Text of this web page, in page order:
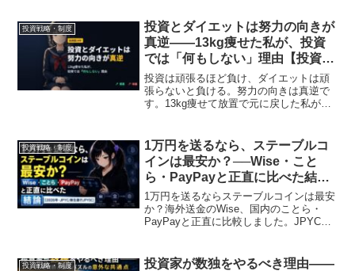
い」という感覚は、間違っていません。
むしろ正しいのです。...
投資戦略・制度
投資とダイエットは努力の向きが
真逆——13kg痩せた私が、投資
では「何もしない」理由【投資歴
18年】
投資は頑張るほど負け、ダイエットは頑
張らないと負ける。努力の向きは真逆で
す。13kg痩せて放置で元に戻した私が、
で解説。自動積立と習慣化の具体策まで
整理しました。
投資戦略・制度
1万円を送るなら、ステーブルコ
インは最安か？──Wise・こと
ら・PayPayと正直に比べた結論
【2026年・JPYC/新生銀行
JPYSC】
1万円を送るならステーブルコインは最安
か？海外送金のWise、国内のことら・
PayPayと正直に比較しました。JPYCや
煽らず整理します。
投資戦略・制度
投資家が数独をやるべき理由——